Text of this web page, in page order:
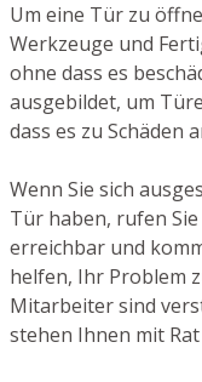
Um eine Tür zu
Werkzeuge und
ohne dass es
ausgebildet, um
dass es zu Schäden
Wenn Sie sich
Tür haben, rufen
erreichbar und
helfen, Ihr Problem
Mitarbeiter sind
stehen Ihnen mit